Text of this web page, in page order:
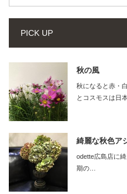
PICK UP
秋の風
秋になると赤・
とコスモスは日
綺麗な秋色ア
odette広島店に
期の…